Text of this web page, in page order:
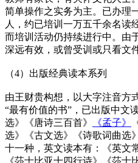
简单操作之实务为主。已办理
人，约已培训一万五千余名读
而培训活动仍持续进行中。由
深远有效，或曾受训或只看文
（4）出版经典读本系列
由王财贵构想，以大字注音方
“最有价值的书”，已出版中文
选》《唐诗三百首》
《孟子》
选》《古文选》《诗歌词曲选
十一种，英文读本有：《英文
《莎士比亚十四行诗》《莎